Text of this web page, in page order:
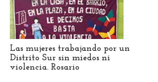
Las mujeres trabajando por un
Distrito Sur sin miedos ni
violencia. Rosario